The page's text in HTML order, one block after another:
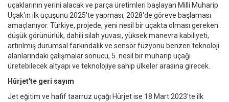
uçaklarının yerini alacak ve parça üretimleri başlayan Milli Muharip
Uçak'ın ilk uçuşunu 2025'te yapması, 2028'de göreve başlaması
amaçlanıyor. Türkiye, projede, yeni nesil bir uçakta olması gereken
düşük görünürlük, dahili silah yuvası, yüksek manevra kabiliyeti,
artırılmış durumsal farkındalık ve sensör füzyonu benzeri teknoloji
alanlarındaki çalışmalar sonucu, 5. nesil bir muharip uçağı
üretebilecek altyapı ve teknolojiye sahip ülkeler arasına girecek.
Hürjet'te geri sayım
Jet eğitim ve hafif taarruz uçağı Hürjet ise 18 Mart 2023'te ilk